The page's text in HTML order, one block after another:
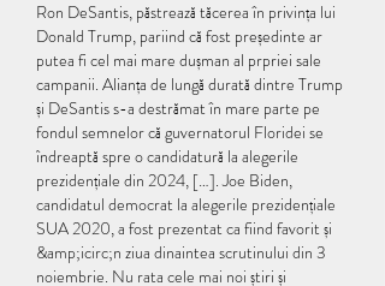
Ron DeSantis, păstrează tăcerea în privința lui
Donald Trump, pariind că fost președinte ar
putea fi cel mai mare dușman al prpriei sale
campanii. Alianța de lungă durată dintre Trump
și DeSantis s-a destrămat în mare parte pe
fondul semnelor că guvernatorul Floridei se
îndreaptă spre o candidatură la alegerile
prezidențiale din 2024, […]. Joe Biden,
candidatul democrat la alegerile prezidențiale
SUA 2020, a fost prezentat ca fiind favorit și
&amp;icirc;n ziua dinaintea scrutinului din 3
noiembrie. Nu rata cele mai noi știri și